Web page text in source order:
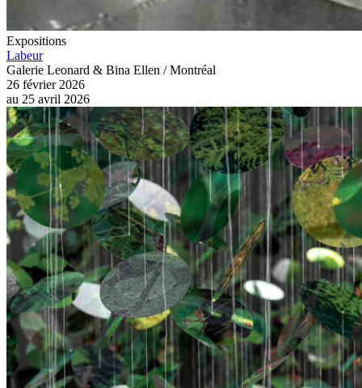
Expositions
Labeur
Galerie Leonard & Bina Ellen / Montréal
26 février 2026
au 25 avril 2026